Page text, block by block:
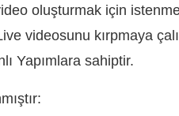
oluşturmak için
videosunu kırpmaya
Yapımlara sahiptir.